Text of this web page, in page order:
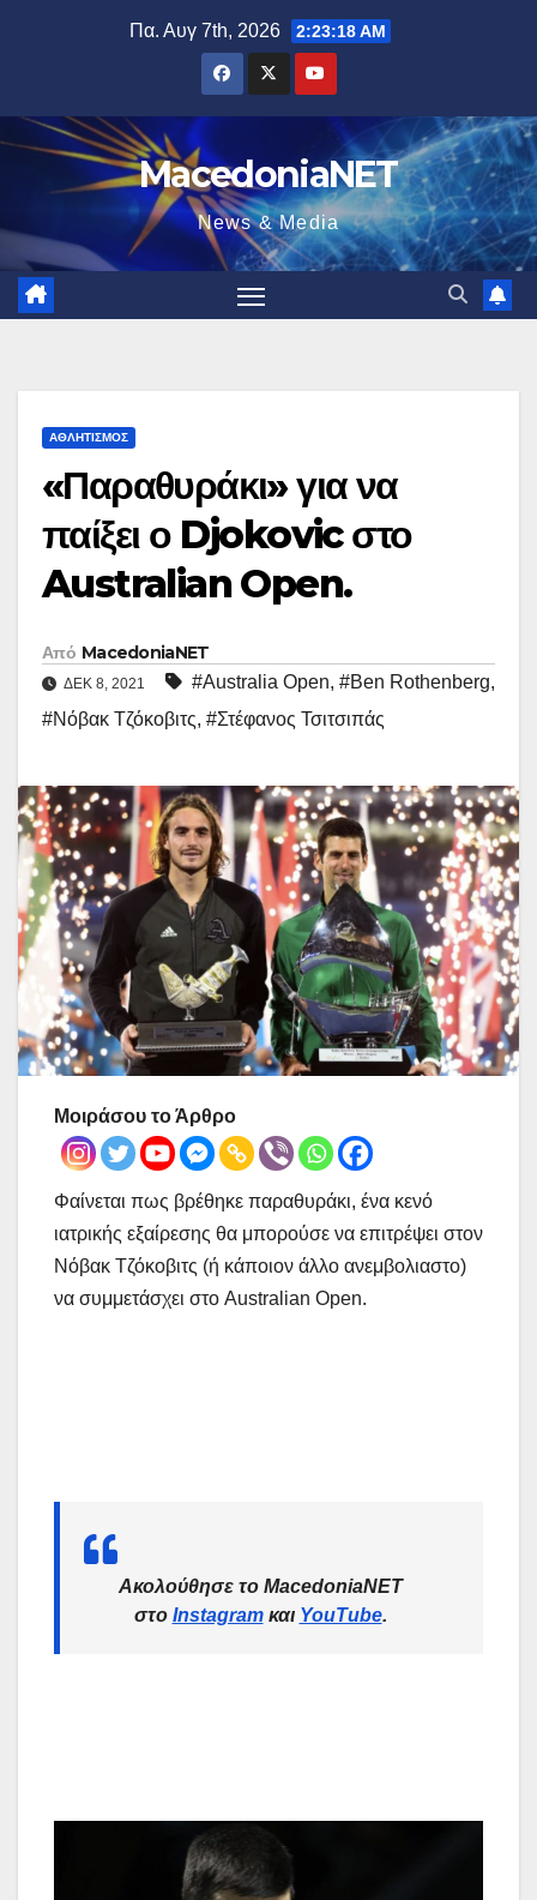
Πα. Αυγ 7th, 2026 2:23:19 AM
MacedoniaNET
News & Media
ΑΘΛΗΤΙΣΜΌΣ
«Παραθυράκι» για να
παίξει ο Djokovic στο
Australian Open.
Από MacedoniaNET
ΔΕΚ 8, 2021 #Australia Open, #Ben Rothenberg,
#Νόβακ Τζόκοβιτς, #Στέφανος Τσιτσιπάς
Μοιράσου το Άρθρο
Φαίνεται πως βρέθηκε παραθυράκι, ένα κενό
ιατρικής εξαίρεσης θα μπορούσε να επιτρέψει στον
Νόβακ Τζόκοβιτς (ή κάποιον άλλο ανεμβολιαστο)
να συμμετάσχει στο Australian Open.
Ακολούθησε το MacedoniaNET
στο Instagramκαι YouTube.